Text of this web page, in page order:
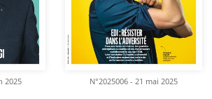
2025 N°2025006 - 21 mai 2025